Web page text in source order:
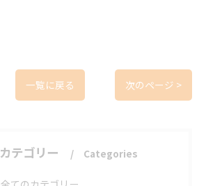
一覧に戻る 次のページ >
カテゴリー Categories